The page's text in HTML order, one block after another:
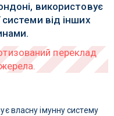
використовує
системи від інших
власну імунну систему